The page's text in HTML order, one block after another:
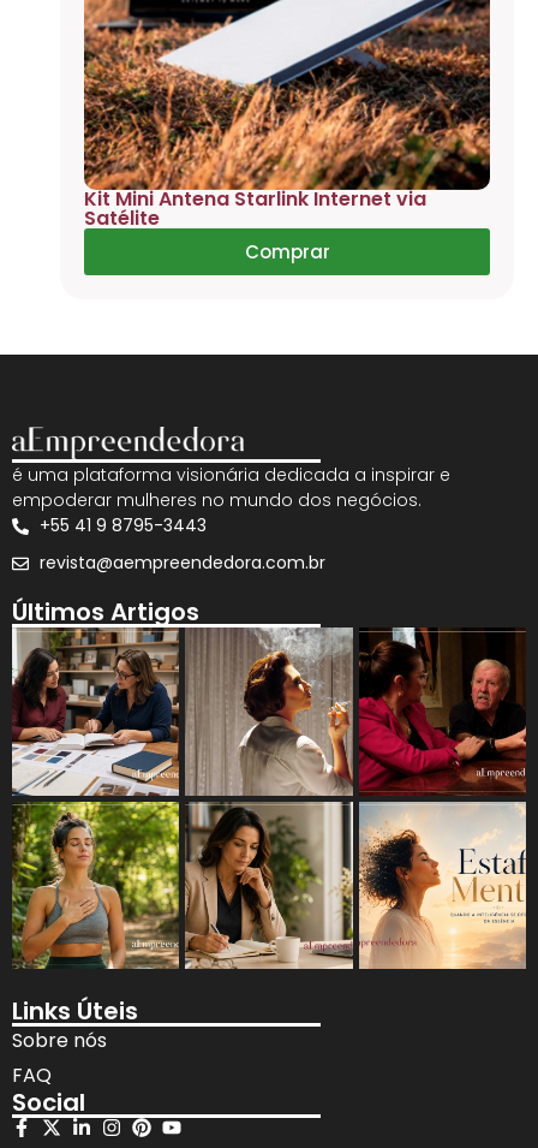
Kit Mini Antena Starlink Internet via
Satélite
Comprar
é uma plataforma visionária dedicada a inspirar e
empoderar mulheres no mundo dos negócios.
+55 41 9 8795-3443
revista@aempreendedora.com.br
Últimos Artigos
Links Úteis
Sobre nós
FAQ
Social